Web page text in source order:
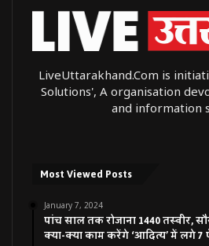
LiveUttarakhand.Com is
Solutions', A organisation
and information
Most Viewed Posts
January 7, 2024
पांच साल तक रोजाना 1440 तस्वीर,
क्या-क्या काम करेंगे ‘आदित्य’ में लगे 7